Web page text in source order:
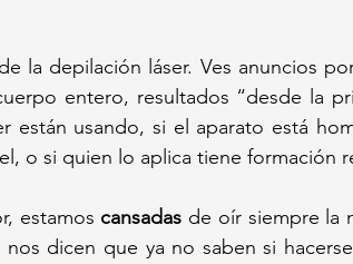
la depilación láser. Ves anuncios
entero, resultados “desde la
están usando, si el aparato está
o si quien lo aplica tiene formación
estamos cansadas de oír siempre la
dicen que ya no saben si